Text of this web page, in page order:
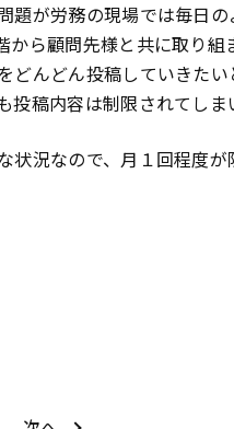
題が労務の現場では毎日
ら顧問先様と共に取り組
どんどん投稿していきたい
稿内容は制限されてしま
状況なので、月１回程度が